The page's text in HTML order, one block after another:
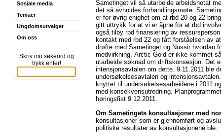
Sosiale media
Temaer
Ungdomsutvalget
Om oss
Skriv inn søkeord og
trykk enter!
Sametinget vil så utarbeide arbeidsnotat
det så avholdes forhandlingsmøte.
er for øvrig enighet om at rbd 20 og 22
gitt uttrykk for at vi er åpne for at rbd
også tilby rbd finansiering av
kontakt med rbd 22 og fått forståelsen av
drøfte med Sametinget og Nussir hvordan
medvirkning. Arctic Gold er ikke kommet
utarbeide søknad om driftskonsesjon. Det
intensjonsavtalen om dette. 9.11.2011 ble
undersøkelsesavtalen og
knyttet til undersøkelsesarbeidene i 2011
med konsekvensutredning.
høringsfist 9.12.2011.
Om Sametingets konsultasjoner med
konsultasjoner som er gjennomført og
politiske resultater av konsultasjonene ble.